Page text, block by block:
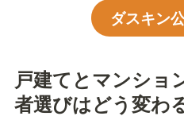
ダスキン
戸建てとマンショ
者選びはどう変わ